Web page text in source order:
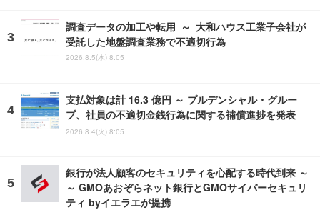
調査データの加工や転用 ～ 大和ハウス工業子会社が
受託した地盤調査業務で不適切行為
2026.8.5(水) 8:05
支払対象は計 16.3 億円 ～ プルデンシャル・グルー
プ、社員の不適切金銭行為に関する補償進捗を発表
2026.8.4(火) 8:05
銀行が法人顧客のセキュリティを心配する時代到来 ～
～ GMOあおぞらネット銀行とGMOサイバーセキュリ
ティ byイエラエが提携